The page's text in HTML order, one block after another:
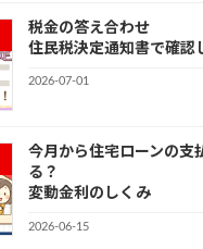
税金の答え合わせ
住民税決定通知書で確認
2026-07-01
今月から住宅ローンの支
る？
変動金利のしくみ
2026-06-15